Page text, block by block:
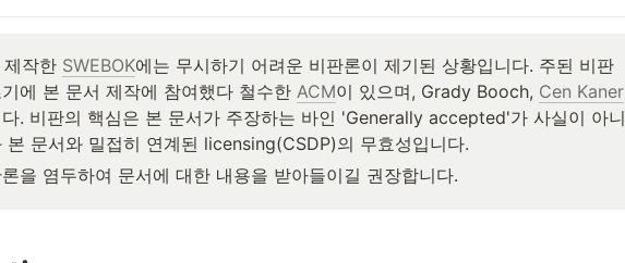
제작한 SWEBOK에는 무시하기 어려운 비판론이 제기된 상황입니다. 주된 비판
에 본 문서 제작에 참여했다 철수한 ACM이 있으며, Grady Booch, Cen Kaner
. 비판의 핵심은 본 문서가 주장하는 바인 'Generally accepted'가 사실이 아니
본 문서와 밀접히 연계된 licensing(CSDP)의 무효성입니다.
을 염두하여 문서에 대한 내용을 받아들이길 권장합니다.